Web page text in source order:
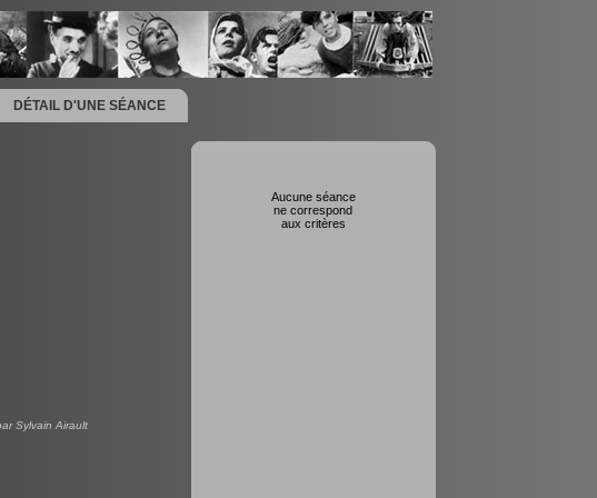
DÉTAIL D'UNE SÉANCE
Sylvain Airault
Aucune séance
ne correspond
aux critères